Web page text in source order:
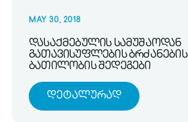
MAY 30, 2018
დასაქმებულის სამუშაოდან
გათავისუფლების ბრძანების
ბათილობის შედეგები
Დეტალურად